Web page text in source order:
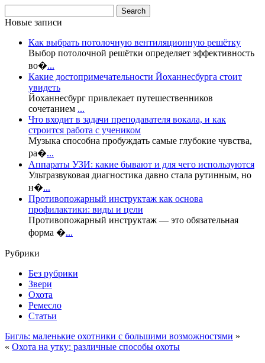
Новые записи
Как выбрать потолочную вентиляционную решётку
Выбор потолочной решётки определяет эффективность
во�...
Какие достопримечательности Йоханнесбурга стоит
увидеть
Йоханнесбург привлекает путешественников
сочетанием ...
Что входит в задачи преподавателя вокала, и как
строится работа с учеником
Музыка способна пробуждать самые глубокие чувства,
ра�...
Аппараты УЗИ: какие бывают и для чего используются
Ультразвуковая диагностика давно стала рутинным, но
н�...
Противопожарный инструктаж как основа
профилактики: виды и цели
Противопожарный инструктаж — это обязательная
форма �...
Рубрики
Без рубрики
Звери
Охота
Ремесло
Статьи
Бигль: маленькие охотники с большими возможностями »
« Охота на утку: различные способы охоты